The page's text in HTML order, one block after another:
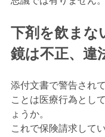
下剤を飲まな
鏡は不正、違
添付文書で警告され
ことは医療行為とし
ょうか。
これで保険請求して